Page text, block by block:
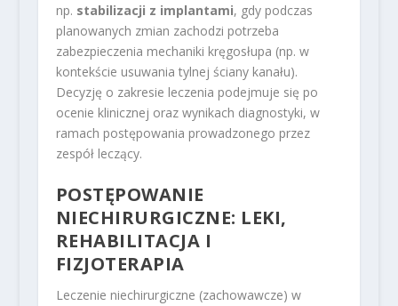
np. stabilizacji z implantami, gdy podczas
planowanych zmian zachodzi potrzeba
zabezpieczenia mechaniki kręgosłupa (np. w
kontekście usuwania tylnej ściany kanału).
Decyzję o zakresie leczenia podejmuje się po
ocenie klinicznej oraz wynikach diagnostyki, w
ramach postępowania prowadzonego przez
zespół leczący.
POSTĘPOWANIE
NIECHIRURGICZNE: LEKI,
REHABILITACJA I
FIZJOTERAPIA
Leczenie niechirurgiczne (zachowawcze) w